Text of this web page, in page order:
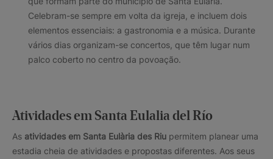
Celebram-se sempre em volta da igreja, e incluem dois
elementos essenciais: a gastronomia e a música. Durante
vários dias organizam-se concertos, que têm lugar num
palco coberto no centro da povoação.
Atividades em Santa Eulalia del Río
As atividades em Santa Eulària des Riu permitem planear uma
estadia cheia de atividades e propostas diferentes. Aos seus